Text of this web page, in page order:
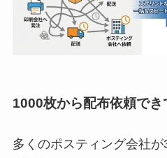
1000枚から配布依頼でき
多くのポスティング会社